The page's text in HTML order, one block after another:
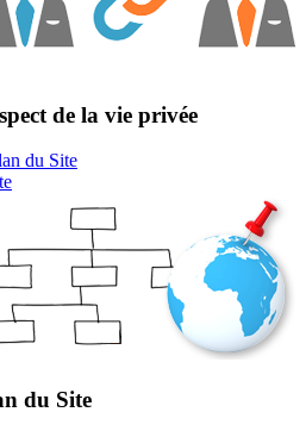
de la vie privée
du Site
du Site